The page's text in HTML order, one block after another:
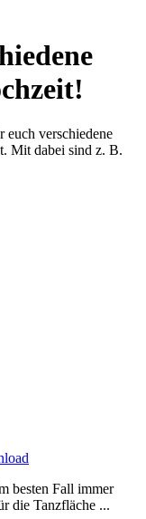
euch verschiedene
Mit dabei sind z. B.
besten Fall immer
die Tanzfläche ...